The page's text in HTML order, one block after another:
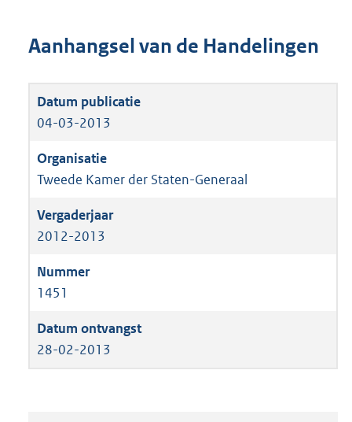
Aanhangsel van de Handelingen
04-03-2013
Tweede Kamer der Staten-Generaal
2012-2013
1451
28-02-2013